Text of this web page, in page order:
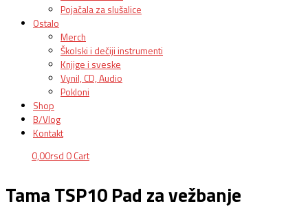
Pojačala za slušalice
Ostalo
Merch
Školski i dečiji instrumenti
Knjige i sveske
Vynil, CD, Audio
Pokloni
Shop
B/Vlog
Kontakt
0,00rsd 0 Cart
Tama TSP10 Pad za vežbanje